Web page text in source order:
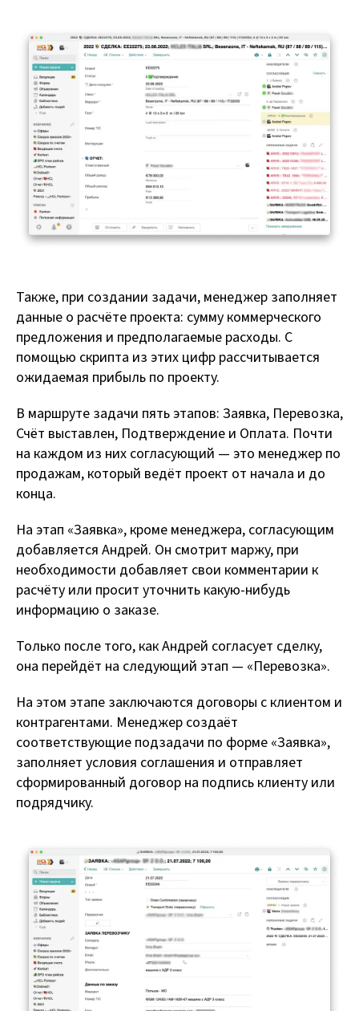
Также, при создании задачи, менеджер заполняет
данные о расчёте проекта: сумму коммерческого
предложения и предполагаемые расходы. С
помощью скрипта из этих цифр рассчитывается
ожидаемая прибыль по проекту.
В маршруте задачи пять этапов: Заявка, Перевозка,
Счёт выставлен, Подтверждение и Оплата. Почти
на каждом из них согласующий — это менеджер по
продажам, который ведёт проект от начала и до
конца.
На этап «Заявка», кроме менеджера, согласующим
добавляется Андрей. Он смотрит маржу, при
необходимости добавляет свои комментарии к
расчёту или просит уточнить какую-нибудь
информацию о заказе.
Только после того, как Андрей согласует сделку,
она перейдёт на следующий этап — «Перевозка».
На этом этапе заключаются договоры с клиентом и
контрагентами. Менеджер создаёт
соответствующие подзадачи по форме «Заявка»,
заполняет условия соглашения и отправляет
сформированный договор на подпись клиенту или
подрядчику.